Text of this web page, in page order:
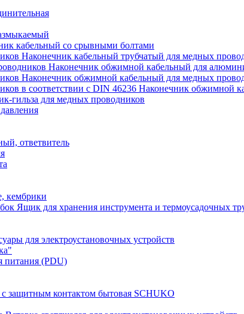
кабельный со срывными болтами
Наконечник кабельный трубчатый для медных
Наконечник обжимной кабельный для
Наконечник обжимной кабельный для медных
Наконечник обжимной
гильза для медных проводников
ответвитель
кембрики
Ящик для хранения инструмента и термоусадочных
для электроустановочных устройств
питания (PDU)
защитным контактом бытовая SCHUKO